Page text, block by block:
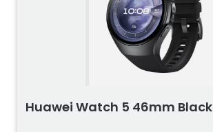
Huawei Watch 5 46mm Black